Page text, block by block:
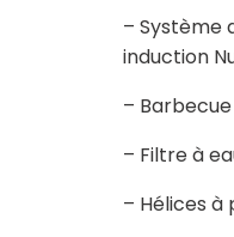
– Système
induction
–
– Filtre à
– Hélices à